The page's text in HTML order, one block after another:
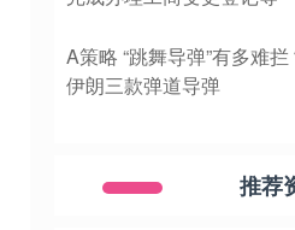
A策略 “跳舞导弹”有多难
伊朗三款弹道导弹
推荐